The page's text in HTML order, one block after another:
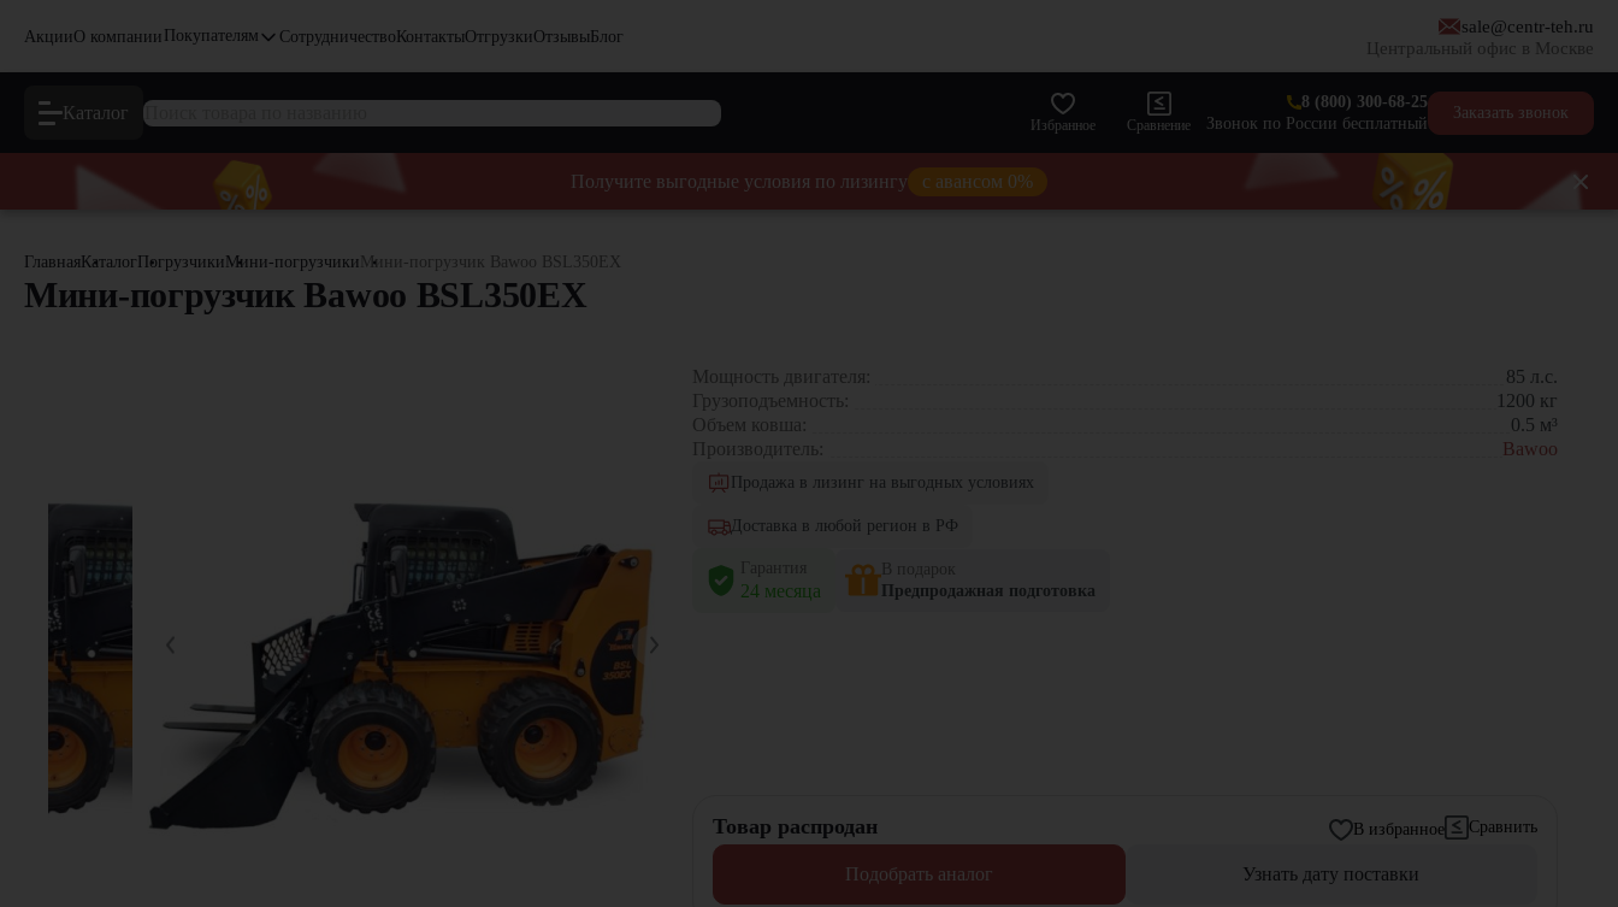
АкцииО компании Покупателям СотрудничествоКонтактыОтгрузкиОтзывыБлог
sale@centr-teh.ru
Центральный офис в Москве
Каталог
Избранное Сравнение
8 (800) 300-68-25
Звонок по России бесплатный
Заказать звонок
Получите выгодные условия по лизингу с авансом 0%
Главная Каталог Погрузчики Мини-погрузчики Мини-погрузчик Bawoo BSL350EX
Мини-погрузчик Bawoo BSL350EX
Мощность двигателя: 85 л.с.
Грузоподъемность:
1200 кг
Объем ковша:
0.5 м³
Производитель:
Bawoo
Продажа в лизинг на выгодных условиях
Доставка в любой регион в РФ
Гарантия
24 месяца
В подарок
Предпродажная подготовка
Товар распродан В избранное Сравнить
Подобрать аналог Узнать дату поставки